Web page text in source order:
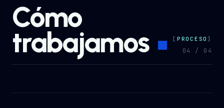
Cómo
trabajamos PROCESO
04 / 04